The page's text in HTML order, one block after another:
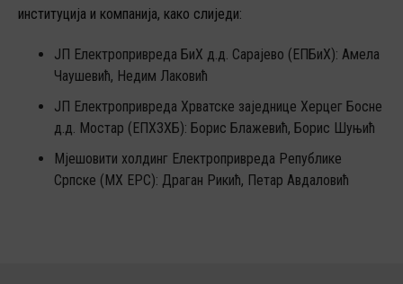
институција и компанија, како слиједи:
ЈП Електропривреда БиХ д.д. Сарајево (ЕПБиХ): Амела
Чаушевић, Недим Лаковић
ЈП Електропривреда Хрватске заједнице Херцег Босне
д.д. Мостар (ЕПХЗХБ): Борис Блажевић, Борис Шуњић
Мјешовити холдинг Електропривреда Републике
Српске (МХ ЕРС): Драган Рикић, Петар Авдаловић